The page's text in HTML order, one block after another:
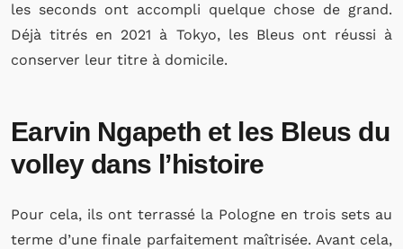
les seconds ont accompli quelque chose de grand.
Déjà titrés en 2021 à Tokyo, les Bleus ont réussi à
conserver leur titre à domicile.
Earvin Ngapeth et les Bleus du
volley dans l’histoire
Pour cela, ils ont terrassé la Pologne en trois sets au
terme d’une finale parfaitement maîtrisée. Avant cela,